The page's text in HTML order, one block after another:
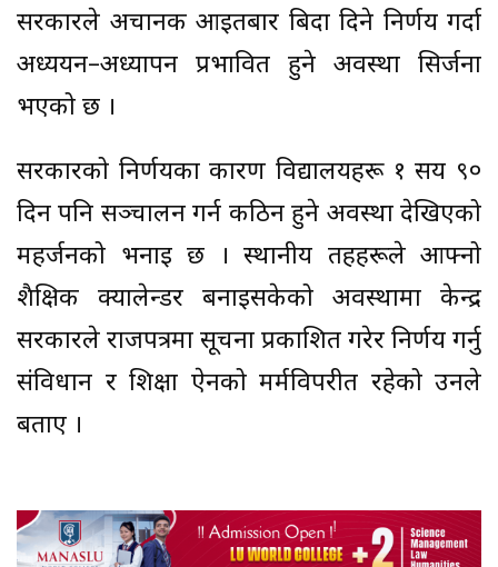
सरकारले अचानक आइतबार बिदा दिने निर्णय गर्दा
अध्ययन–अध्यापन प्रभावित हुने अवस्था सिर्जना
भएको छ ।
सरकारको निर्णयका कारण विद्यालयहरू १ सय ९०
दिन पनि सञ्चालन गर्न कठिन हुने अवस्था देखिएको
महर्जनको भनाइ छ । स्थानीय तहहरूले आफ्नो
शैक्षिक क्यालेन्डर बनाइसकेको अवस्थामा केन्द्र
सरकारले राजपत्रमा सूचना प्रकाशित गरेर निर्णय गर्नु
संविधान र शिक्षा ऐनको मर्मविपरीत रहेको उनले
बताए ।